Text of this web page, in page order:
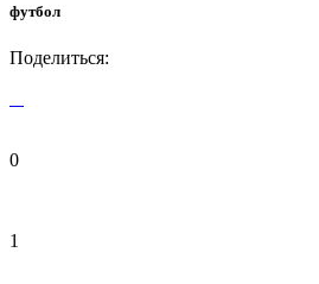
футбол
Поделиться:
0
1